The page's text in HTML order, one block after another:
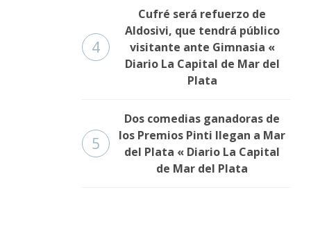
4
Cufré será refuerzo de
Aldosivi, que tendrá público
visitante ante Gimnasia «
Diario La Capital de Mar del
Plata
5
Dos comedias ganadoras de
los Premios Pinti llegan a Mar
del Plata « Diario La Capital
de Mar del Plata